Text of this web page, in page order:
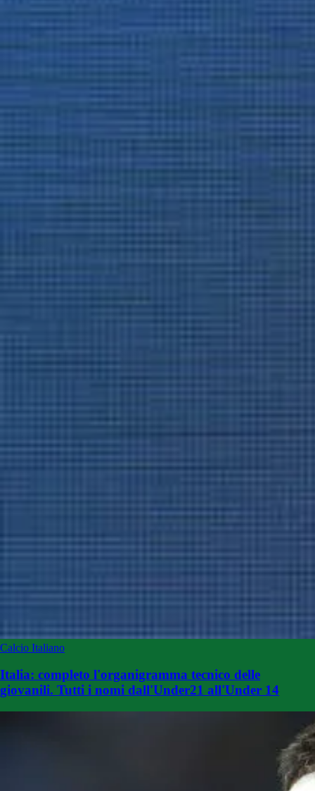
Calcio Italiano
Italia: completo l'organigramma tecnico delle
giovanili. Tutti i nomi dall'Under21 all'Under 14